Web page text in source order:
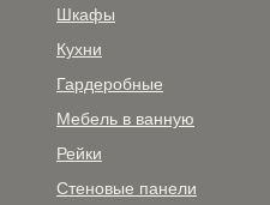
Шкафы
Гардеробные
Кухни
Рейки
Стеновые панели
Мебель в ванную